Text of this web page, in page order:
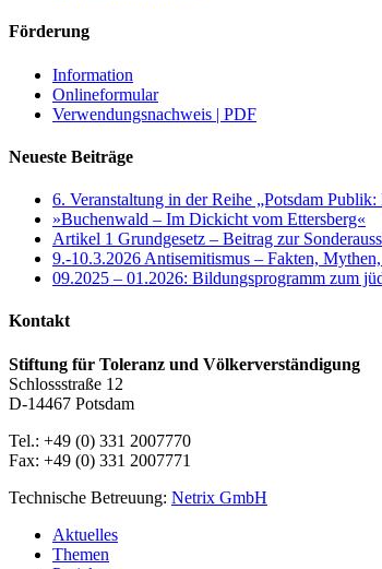
Förderung
Information
Onlineformular
Verwendungsnachweis | PDF
Neueste Beiträge
6. Veranstaltung in der Reihe „Potsdam
»Buchenwald – Im Dickicht vom Ettersberg«
Artikel 1 Grundgesetz – Beitrag zur
9.-10.3.2026 Antisemitismus – Fakten,
09.2025 – 01.2026: Bildungsprogramm zum
Kontakt
Stiftung für Toleranz und Völkerverständigung
Schlossstraße 12
D-14467 Potsdam
Tel.: +49 (0) 331 2007770
Fax: +49 (0) 331 2007771
Technische Betreuung: Netrix GmbH
Close
Menu
Aktuelles
Themen